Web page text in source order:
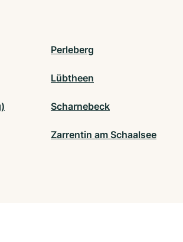
Perleberg
Lübtheen
Scharnebeck
Zarrentin am Schaalsee